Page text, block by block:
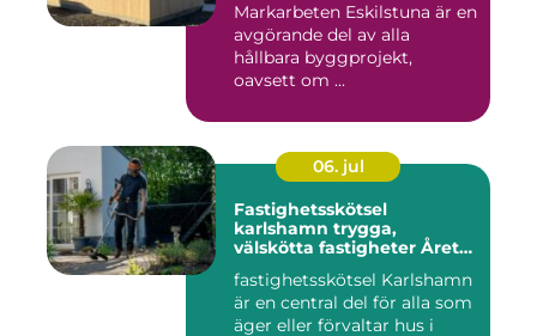
Markarbeten Eskilstuna är en
avgörande del av alla
hållbara byggprojekt,
oavsett om ...
06. jul
Fastighetsskötsel
karlshamn trygga,
välskötta fastigheter Året
fastighetsskötsel Karlshamn
är en central del för alla som
äger eller förvaltar hus i